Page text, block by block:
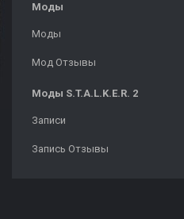
Моды
Моды
Мод Отзывы
Моды S.T.A.L.K.E.R. 2
Записи
Запись Отзывы